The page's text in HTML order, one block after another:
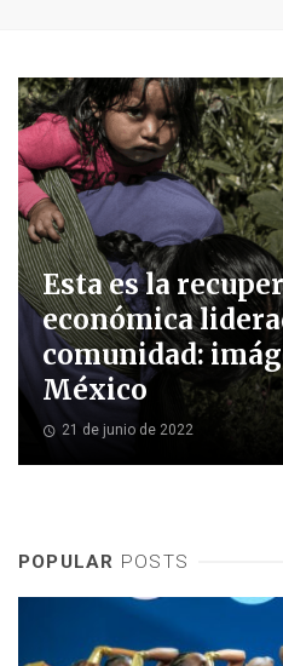
Esta es la
económica
comunidad:
México
21 de junio de 2022
POPULAR POSTS